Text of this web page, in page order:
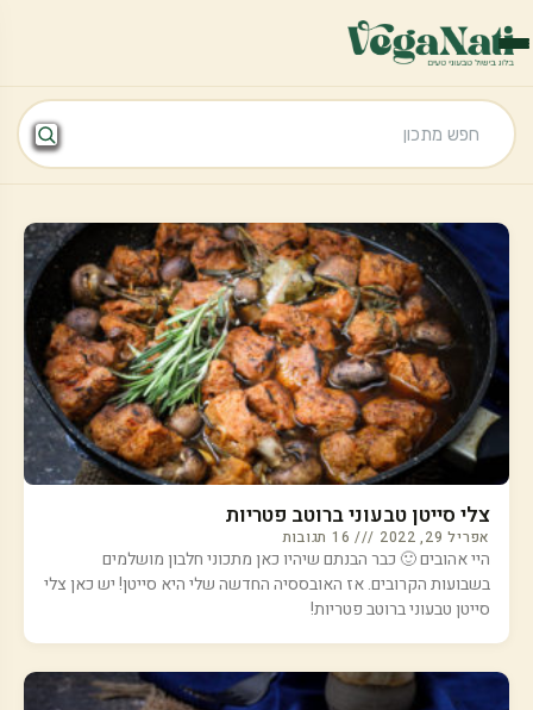
צלי סייטן טבעוני ברוטב פטריות
אפריל 29, 2022
היי אהובים 🙂 כבר הבנתם שיהיו כאן מתכוני חלבון מושלמים
בשבועות הקרובים. אז האובססיה החדשה שלי היא סייטן! יש כאן צלי
סייטן טבעוני ברוטב פטריות!